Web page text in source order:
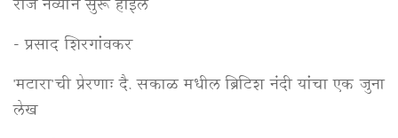
रोज नव्यानं सुरू होईल
- प्रसाद शिरगांवकर
'मटारा'ची प्रेरणाः दै. सकाळ मधील ब्रिटिश नंदी यांचा एक जुना
लेख